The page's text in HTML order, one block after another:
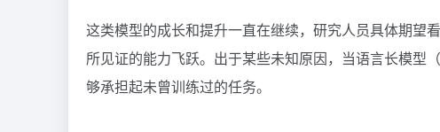
这类模型的成长和提升一直在继续，研究人员具体期望
所见证的能力飞跃。出于某些未知原因，当语言长模型
够承担起未曾训练过的任务。